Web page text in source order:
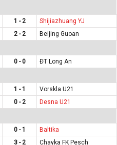
1 - 2
Shijiazhuang YJ
2 - 2
Beijing Guoan
0 - 0
ĐT Long An
1 - 1
Vorskla U21
0 - 2
Desna U21
0 - 1
Baltika
3 - 2 Chayka FK Pesch